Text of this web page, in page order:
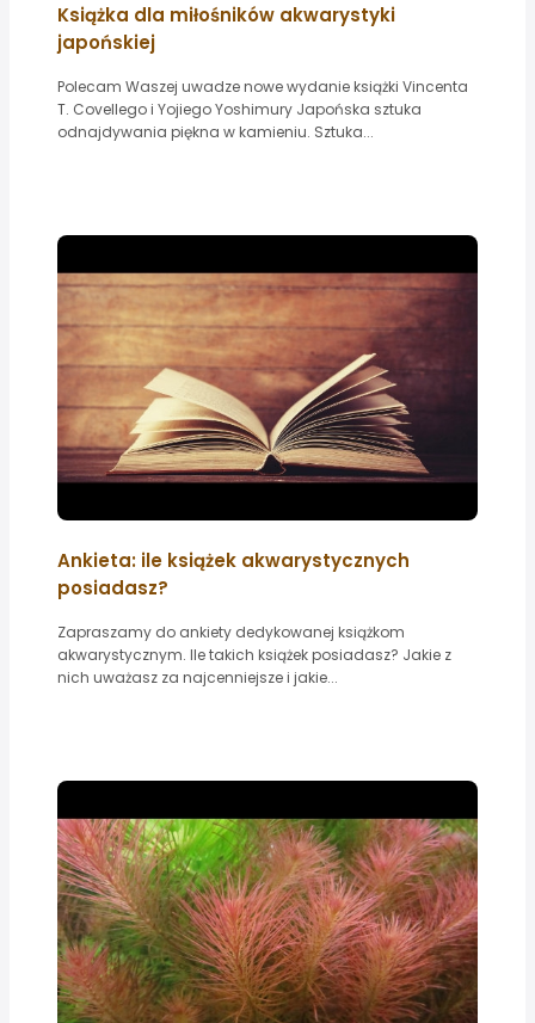
Książka dla miłośników akwarystyki
japońskiej
Polecam Waszej uwadze nowe wydanie książki Vincenta
T. Covellego i Yojiego Yoshimury Japońska sztuka
odnajdywania piękna w kamieniu. Sztuka...
Ankieta: ile książek akwarystycznych
posiadasz?
Zapraszamy do ankiety dedykowanej książkom
akwarystycznym. Ile takich książek posiadasz? Jakie z
nich uważasz za najcenniejsze i jakie...